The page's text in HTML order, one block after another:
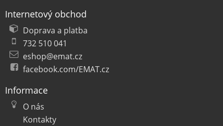
Internetový obchod
Doprava a platba
732 510 041
eshop@emat.cz
facebook.com/EMAT.cz
Informace
O nás
Kontakty